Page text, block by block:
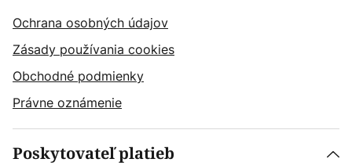
Ochrana osobných údajov
Zásady používania cookies
Obchodné podmienky
Právne oznámenie
Poskytovateľ platieb